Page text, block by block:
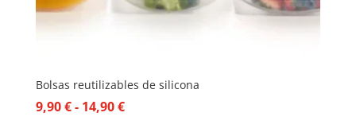
Bolsas reutilizables de silicona
9,90€- 14,90€Rango